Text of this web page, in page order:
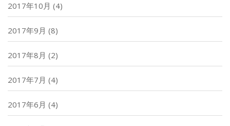
2017年10月 (4)
2017年9月 (8)
2017年8月 (2)
2017年7月 (4)
2017年6月 (4)